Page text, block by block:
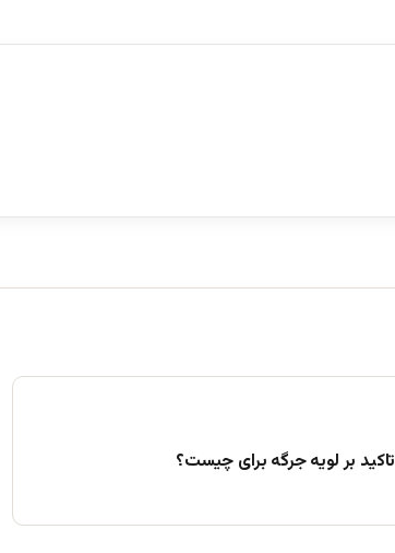
تاکید بر لویه جرگه برای چیست؟